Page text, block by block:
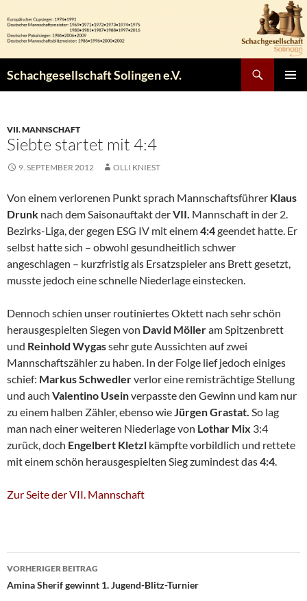
Inhalt
springen
Schachgesellschaft Solingen e.V.
VII. MANNSCHAFT
Siebte startet mit 4:4
9. SEPTEMBER 2012 OLLI KNIEST
Von einem verlorenen Punkt sprach Mannschaftsführer Klaus
Drunk nach dem Saisonauftakt derVII. Mannschaft in der 2.
Bezirks-Liga, der gegen ESG IV mit einem4:4geendet hatte. Er
selbst hatte sich – obwohl gesundheitlich schwer
angeschlagen – kurzfristig als Ersatzspieler ans Brett gesetzt,
musste jedoch eine schnelle Niederlage einstecken.
Dennoch schien unser routiniertes Oktett nach sehr schön
herausgespielten Siegen von David Mölleram Spitzenbrett
und Reinhold Wygassehr gute Aussichten auf zwei
Mannschaftszähler zu haben. In der Folge lief jedoch einiges
schief: Markus Schwedlerverlor eine remisträchtige Stellung
und auch Valentino Useinverpasste den Gewinn und kam nur
zu einem halben Zähler, ebenso wieJürgen Grastat. So lag
man nach einer weiteren Niederlage von Lothar Mix 3:4
zurück, doch Engelbert Kletzl kämpfte vorbildlich und rettete
mit einem schön herausgespielten Sieg zumindest das4:4.
Zur Seite der VII. Mannschaft
Beitragsnavigation
VORHERIGER BEITRAG
Amina Sherif gewinnt 1. Jugend-Blitz-Turnier